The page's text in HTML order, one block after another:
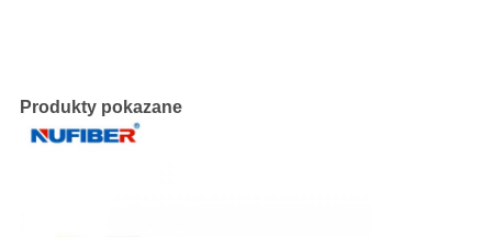
Produkty pokazane